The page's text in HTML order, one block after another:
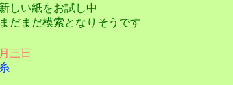
しい紙をお試し中
だまだ模索となりそうです
三日